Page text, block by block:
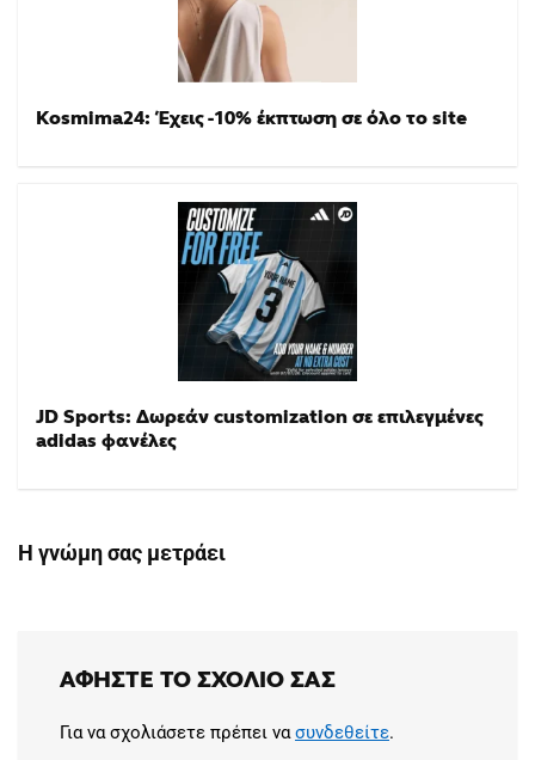
Kosmima24: Έχεις -10% έκπτωση σε όλο το site
JD Sports: Δωρεάν customization σε επιλεγμένες
adidas φανέλες
Η γνώμη σας μετράει
ΑΦΉΣΤΕ ΤΟ ΣΧΌΛΙΟ ΣΑΣ
Για να σχολιάσετε πρέπει νασυνδεθείτε.